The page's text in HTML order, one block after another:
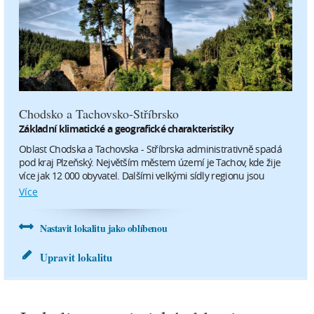
0 mm
0 mm
pátek
14.8.
29°C
2.8 m/s
sobota
15.8.
31°C
1.8 m/s
neděle
Chodsko a Tachovsko-Stříbrsko
Základní klimatické a geografické charakteristiky
Oblast Chodska a Tachovska - Stříbrska administrativně spadá
pod kraj Plzeňský. Největším městem území je Tachov, kde žije
více jak 12 000 obyvatel. Dalšími velkými sídly regionu jsou
Stříbro, Domažlice, Nýrsko či Planá. Region zabírá především
Více
Nastavit lokalitu jako oblíbenou
Upravit lokalitu